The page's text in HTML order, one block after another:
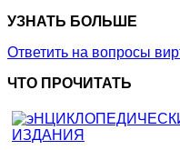
УЗНАТЬ БОЛЬШЕ
Ответить на вопросы
ЧТО ПРОЧИТАТЬ